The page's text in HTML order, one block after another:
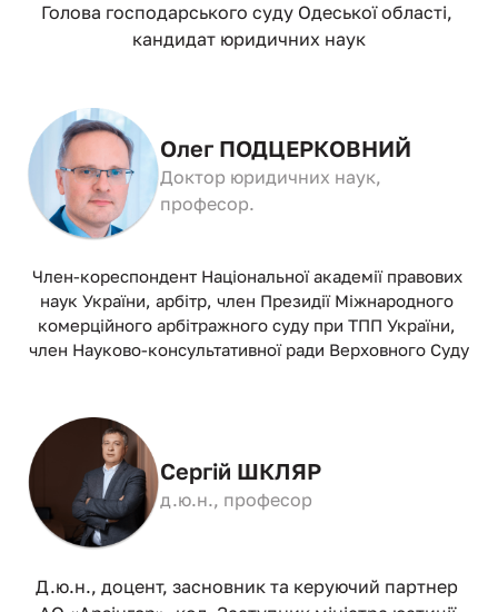
Голова господарського суду Одеської області,
кандидат юридичних наук
Олег ПОДЦЕРКОВНИЙ
Доктор юридичних наук,
професор.
Член-кореспондент Національної академії правових
наук України, арбітр, член Президії Міжнародного
комерційного арбітражного суду при ТПП України,
член Науково-консультативної ради Верховного Суду
Сергій ШКЛЯР
д.ю.н., професор
Д.ю.н., доцент, засновник та керуючий партнер